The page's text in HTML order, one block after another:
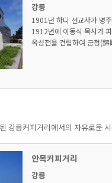
강릉
1901년 하디 선교사가 명
1912년에 이동식 목사가
옥성전을 건립하여 금정(
강릉커피거리에서의 자유로운
안목커피거리
강릉